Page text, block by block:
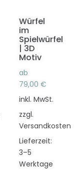
Würfel
im
Spielwürfel
| 3D
Motiv
ab
79,00€
inkl. MwSt.
zzgl.
Versandkosten
Lieferzeit:
3–5
Werktage